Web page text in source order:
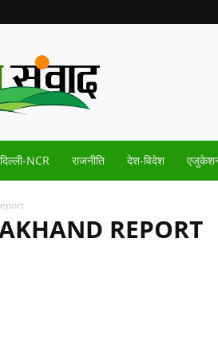
दिल्ली-NCR राजनीति देश-विदेश
REPORT